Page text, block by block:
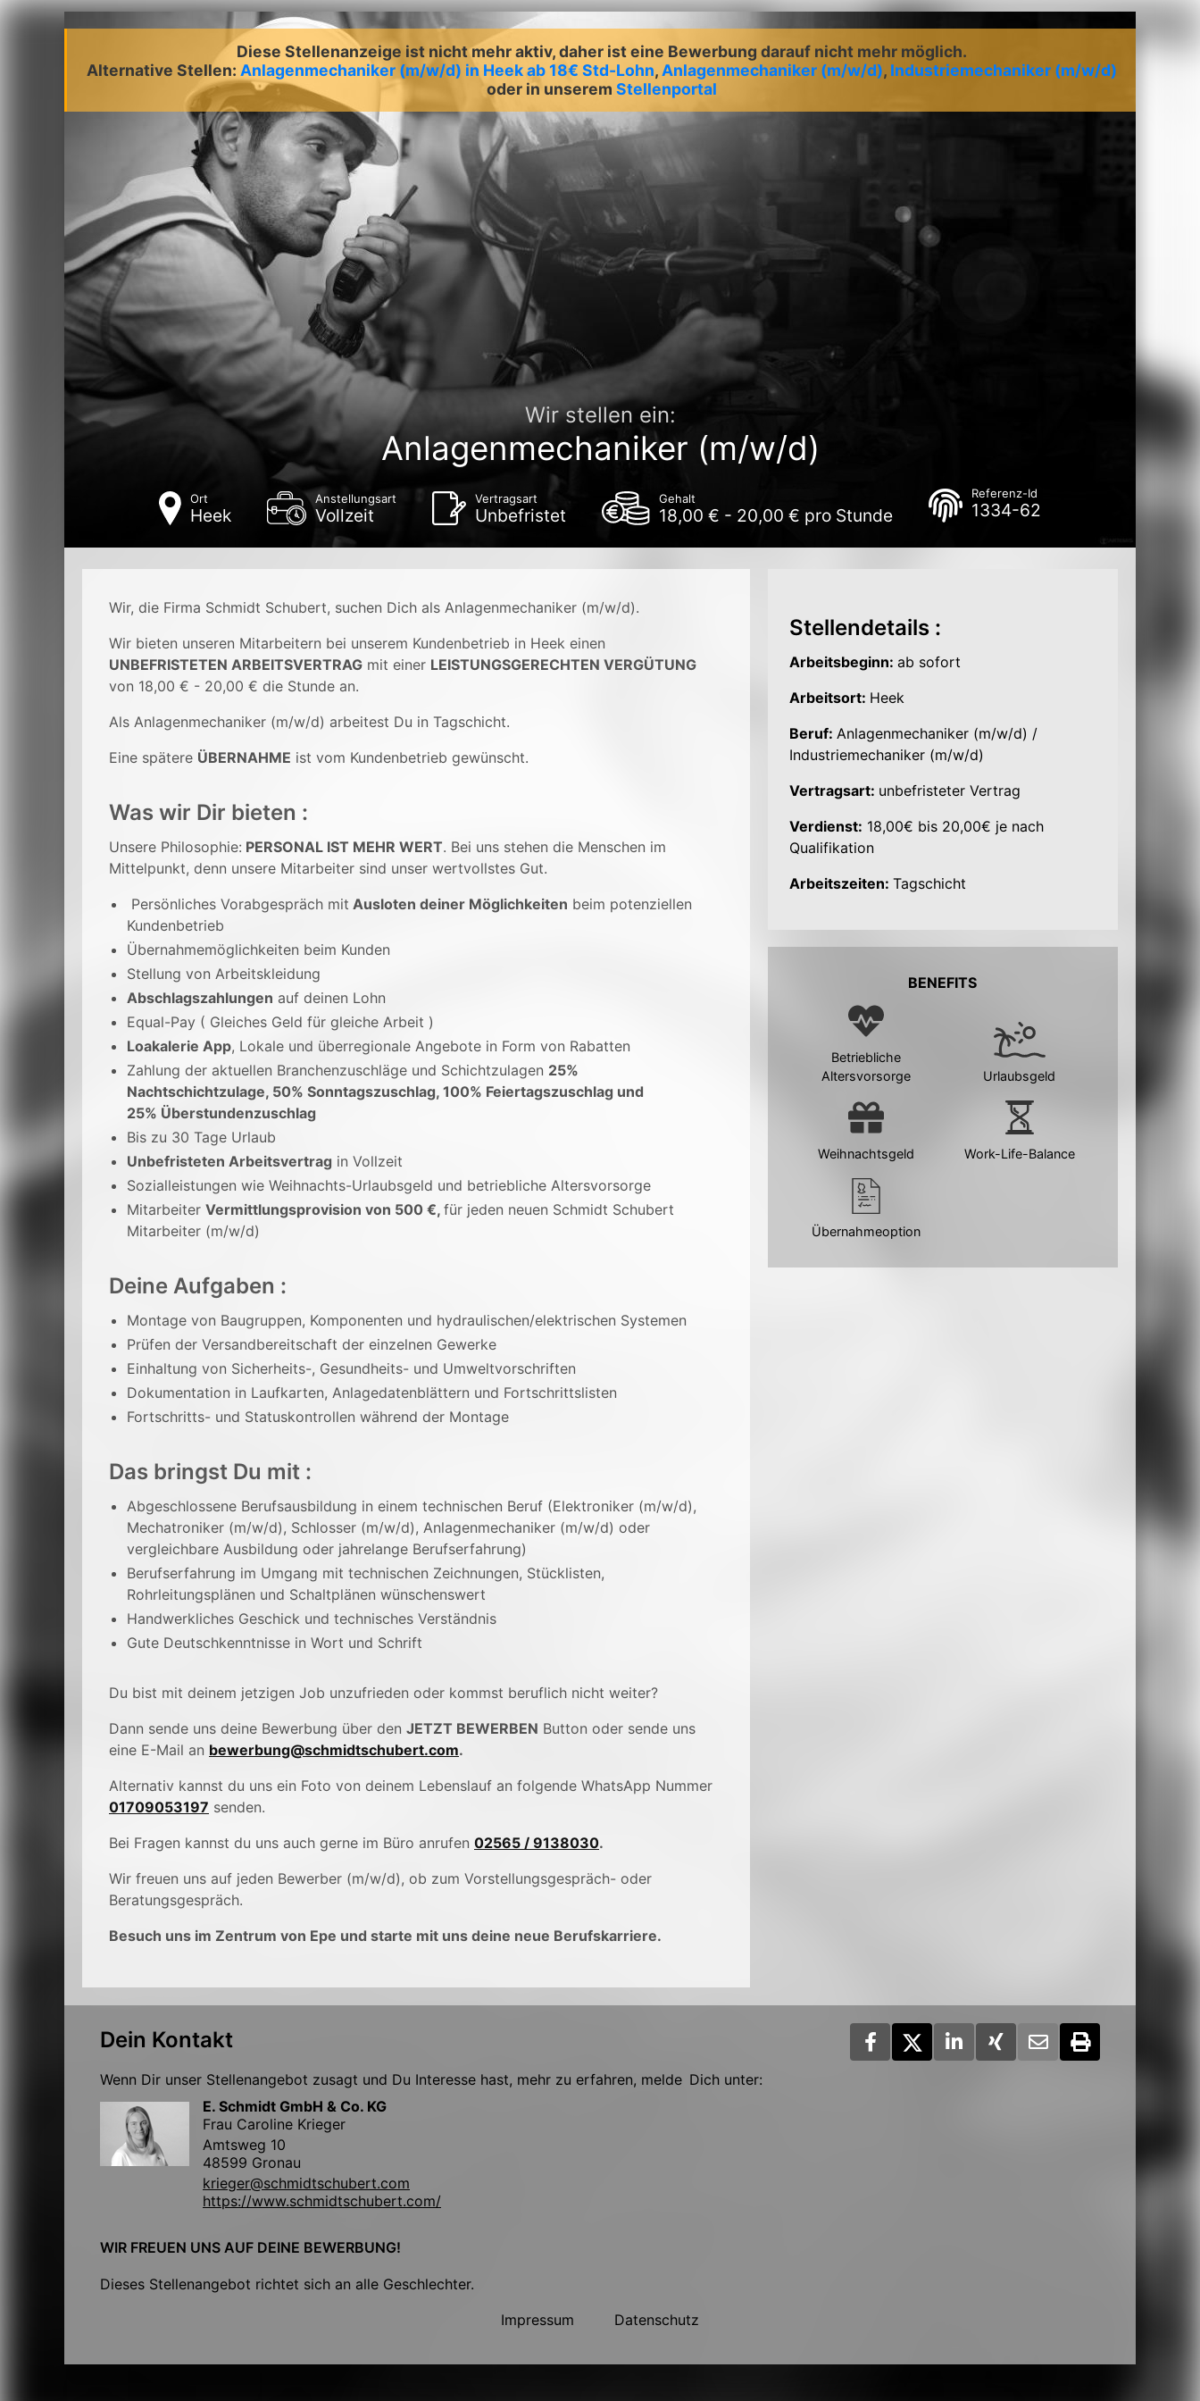
Diese Stellenanzeige ist nicht mehr aktiv, daher ist eine Bewerbung darauf nicht mehr möglich.
Alternative Stellen: Anlagenmechaniker (m/w/d) in Heek ab 18€ Std-Lohn, Anlagenmechaniker (m/w/d), Industriemechaniker (m/w/d)
oder in unserem Stellenportal
Wir stellen ein:
Anlagenmechaniker (m/w/d)
Ort
Heek
Anstellungsart
Vollzeit
Vertragsart
Unbefristet
Gehalt
18,00 € - 20,00 € pro Stunde
Referenz-Id
1334-62
Wir, die Firma Schmidt Schubert, suchen Dich als Anlagenmechaniker (m/w/d).
Wir bieten unseren Mitarbeitern bei unserem Kundenbetrieb in Heek einen
UNBEFRISTETEN ARBEITSVERTRAG mit einer LEISTUNGSGERECHTEN VERGÜTUNG
von 18,00 € - 20,00 € die Stunde an.
Als Anlagenmechaniker (m/w/d) arbeitest Du in Tagschicht.
Eine spätere ÜBERNAHME ist vom Kundenbetrieb gewünscht.
Was wir Dir bieten :
Unsere Philosophie: PERSONAL IST MEHR WERT. Bei uns stehen die Menschen im
Mittelpunkt, denn unsere Mitarbeiter sind unser wertvollstes Gut.
Persönliches Vorabgespräch mit Ausloten deiner Möglichkeiten beim potenziellen
Kundenbetrieb
Übernahmemöglichkeiten beim Kunden
Stellung von Arbeitskleidung
Abschlagszahlungen auf deinen Lohn
Equal-Pay ( Gleiches Geld für gleiche Arbeit )
Loakalerie App, Lokale und überregionale Angebote in Form von Rabatten
Zahlung der aktuellen Branchenzuschläge und Schichtzulagen 25%
Nachtschichtzulage, 50% Sonntagszuschlag, 100% Feiertagszuschlag und
25% Überstundenzuschlag
Bis zu 30 Tage Urlaub
Unbefristeten Arbeitsvertrag in Vollzeit
Sozialleistungen wie Weihnachts-Urlaubsgeld und betriebliche Altersvorsorge
Mitarbeiter Vermittlungsprovision von 500 €, für jeden neuen Schmidt Schubert
Mitarbeiter (m/w/d)
Deine Aufgaben :
Montage von Baugruppen, Komponenten und hydraulischen/elektrischen Systemen
Prüfen der Versandbereitschaft der einzelnen Gewerke
Einhaltung von Sicherheits-, Gesundheits- und Umweltvorschriften
Dokumentation in Laufkarten, Anlagedatenblättern und Fortschrittslisten
Fortschritts- und Statuskontrollen während der Montage
Das bringst Du mit :
Abgeschlossene Berufsausbildung in einem technischen Beruf (Elektroniker (m/w/d),
Mechatroniker (m/w/d), Schlosser (m/w/d), Anlagenmechaniker (m/w/d) oder
vergleichbare Ausbildung oder jahrelange Berufserfahrung)
Berufserfahrung im Umgang mit technischen Zeichnungen, Stücklisten,
Rohrleitungsplänen und Schaltplänen wünschenswert
Handwerkliches Geschick und technisches Verständnis
Gute Deutschkenntnisse in Wort und Schrift
Du bist mit deinem jetzigen Job unzufrieden oder kommst beruflich nicht weiter?
Dann sende uns deine Bewerbung über den JETZT BEWERBEN Button oder sende uns
eine E-Mail an bewerbung@schmidtschubert.com.
Alternativ kannst du uns ein Foto von deinem Lebenslauf an folgende WhatsApp Nummer
01709053197 senden.
Bei Fragen kannst du uns auch gerne im Büro anrufen 02565 / 9138030.
Wir freuen uns auf jeden Bewerber (m/w/d), ob zum Vorstellungsgespräch- oder
Beratungsgespräch.
Besuch uns im Zentrum von Epe und starte mit uns deine neue Berufskarriere.
Stellendetails :
Arbeitsbeginn: ab sofort
Arbeitsort: Heek
Beruf: Anlagenmechaniker (m/w/d) /
Industriemechaniker (m/w/d)
Vertragsart: unbefristeter Vertrag
Verdienst: 18,00€ bis 20,00€ je nach
Qualifikation
Arbeitszeiten: Tagschicht
BENEFITS
Betriebliche
Altersvorsorge
Urlaubsgeld
Weihnachtsgeld Work-Life-Balance
Übernahmeoption
Dein Kontakt
Wenn Dir unser Stellenangebot zusagt und Du Interesse hast, mehr zu erfahren, melde Dich unter:
E. Schmidt GmbH & Co. KG
Frau Caroline Krieger
Amtsweg 10
48599 Gronau
krieger@schmidtschubert.com
https://www.schmidtschubert.com/
WIR FREUEN UNS AUF DEINE BEWERBUNG!
Dieses Stellenangebot richtet sich an alle Geschlechter.
Impressum
Datenschutz